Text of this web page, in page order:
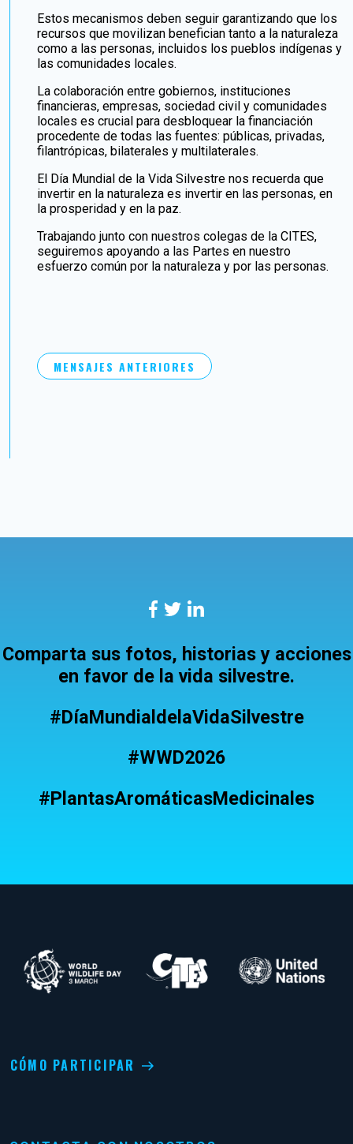
Estos mecanismos deben seguir garantizando que los
recursos que movilizan benefician tanto a la naturaleza
como a las personas, incluidos los pueblos indígenas y
las comunidades locales.
La colaboración entre gobiernos, instituciones
financieras, empresas, sociedad civil y comunidades
locales es crucial para desbloquear la financiación
procedente de todas las fuentes: públicas, privadas,
filantrópicas, bilaterales y multilaterales.
El Día Mundial de la Vida Silvestre nos recuerda que
invertir en la naturaleza es invertir en las personas, en
la prosperidad y en la paz.
Trabajando junto con nuestros colegas de la CITES,
seguiremos apoyando a las Partes en nuestro
esfuerzo común por la naturaleza y por las personas.
MENSAJES ANTERIORES
Comparta sus fotos, historias y acciones
en favor de la vida silvestre.
#DíaMundialdelaVidaSilvestre
#WWD2026
#PlantasAromáticasMedicinales
CÓMO PARTICIPAR